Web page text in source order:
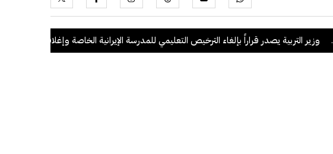
وزير التربية يصدر قراراً بإلغاء الترخيص التعليمي للمدرسة الإيرانية الخاصة وإغلاقها